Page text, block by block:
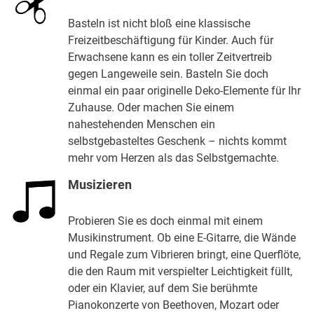
Basteln ist nicht bloß eine klassische
Freizeitbeschäftigung für Kinder. Auch für
Erwachsene kann es ein toller Zeitvertreib
gegen Langeweile sein. Basteln Sie doch
einmal ein paar originelle Deko-Elemente für Ihr
Zuhause. Oder machen Sie einem
nahestehenden Menschen ein
selbstgebasteltes Geschenk – nichts kommt
mehr vom Herzen als das Selbstgemachte.
Musizieren
Probieren Sie es doch einmal mit einem
Musikinstrument. Ob eine E-Gitarre, die Wände
und Regale zum Vibrieren bringt, eine Querflöte,
die den Raum mit verspielter Leichtigkeit füllt,
oder ein Klavier, auf dem Sie berühmte
Pianokonzerte von Beethoven, Mozart oder